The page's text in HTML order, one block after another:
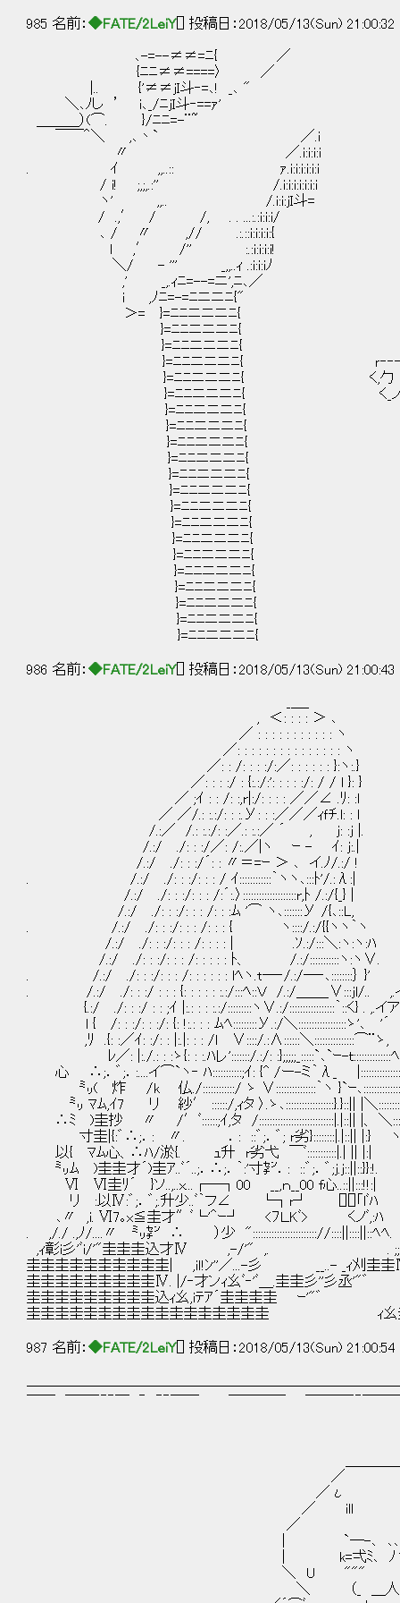
985 名前： ◆FATE/2LeiY[] 投稿日：2018/05/13(Sun) 21:00:32
､-=--≠≠=ﾆ{ ／
{ﾆﾆ≠≠====〉 ／
|.. {'≠≠jI斗‐=､! _､ "
＼､ﾉし ’ i､_/ﾆjI斗‐==ｧ'
＿＿＿）(⌒. }/ﾆﾆ=-¨~
￣￣＾＼ ,､丶` ／.i f´￣￣
〃 ／.i:i:i:i | あ
. ｲ ,,..:: ｧ.i:i:i:i:i:i _乂 ＿
/ i! ;,;,.:'' /.i:i:i:i:i:i:i
ヽ' ,,.. /.i:i:jI斗=
/ .,′ / /, . . ...:.:i:i:i/
､ / 〃 ,// .:.::i:i:i:i:{
ｌ ,′ /'' :.:i:i:i:i!
＼/ - ''' _,,..ｨ .:i:i:iﾉ
,' _,.ｨﾆ=--=ニ',ﾆ､／
i ,ﾉﾆ=-=ﾆニニﾆ{"
＞= }=ﾆﾆニニニﾆ{
}=ﾆﾆニニニﾆ{
}=ﾆﾆニニニﾆ{
}=ﾆﾆニニニﾆ{ ｒ
}=ﾆﾆニニニﾆ{ く,勹｜
}=ﾆﾆニニニﾆ{ く_ノ.
}=ﾆﾆニニニﾆ{
}=ﾆﾆニニニﾆ{
}=ﾆﾆニニニﾆ{
}=ﾆﾆニニニﾆ{
}=ﾆﾆニニニﾆ{
}=ﾆﾆニニニﾆ{
}=ﾆﾆニニニﾆ{
}=ﾆﾆニニニﾆ{
}=ﾆﾆニニニﾆ{
}=ﾆﾆニニニﾆ{
}=ﾆﾆニニニﾆ{
}=ﾆﾆニニニﾆ{
}=ﾆﾆニニニﾆ{
}=ﾆﾆニニニﾆ{
}=ﾆﾆニニニﾆ{
986 名前： ◆FATE/2LeiY[] 投稿日：2018/05/13(Sun) 21:00:43
, ＜: : : : ＞ ､
／ : : : : : : : : : : : ヽ
／: : : : : : : : : : : : : : : ヽ
／: : /: : : :/:／: : : : : : }:ヽ:.}
／: : : :/ : {:.:/:': : : : :/: / / l }: }
／ ;ｲ : : /: :,r|:/: : : : ／／∠ .ﾘ: :l
／ ／/.: :.:/: : :.У: : :／／／ｨｆﾁ.l: : l
/.:／ /.: :.:/: :／.: :.:／ ´ , j: :j |. f´￣￣
/.:/ ./: : :/／: /:.／|ヽ ｰ - ｲ: j:.| | じゃ
/.:/ ./: : :/´: : 〃＝=ｰ ＞ ､ イ.ﾉ/.:/ ! _乂
. /.:/ ./: : :/: : : / ｲ::::::::::::｀ヽヽ､
/.:/ ./: : :/: : : /:´:.〉
/.:/ ./: : :/: : : /: : :ﾑ '⌒ ヽ､
. /.:/ ./: : :/: : : /: : : { ヽ::::/.:/
/.:/ ./: : :/: : : /: : : : | .ｿ
/.:/ ./: : :/: : : /: : : : : ﾄ、 /
. /.:/ ./: : :/: : : /: : : : : : lﾍヽ
. /.:/ ./: : :/ : : : {: : : : : :.:/:::ﾍ::
{.:/ ./: : :/ : : ;ｲ |:.: : : :.:/:::::::::ヽ∨.:/
l { /: : :/: : :/: {: !:.: : : ﾑﾍ:::::::::У.:/
,ﾘ .{: :／ｲ: :/: : |:.|: : : /l ∨::::/.:∧::::::
ﾚ／: |:./.: : :ゝ{: : :.ﾊレ':::::::/.:/:
心 ∴;．゛;．:....イ⌒`ヽ‐ ﾊ:::::::::::;ｲ: {^
㍉( 炸 /k 仏./::::::::::::/ ゝ ∨:::::::::::::::｀
㍉ ﾏﾑ,ｲ7 リ 紗′ ::::::/,ｨタ 〉.ゝ､
∴ﾐ )圭抄 〃 /′ﾞ::::::;ｲ,タ /
寸圭|{:゛∴;．: 〃. ．: ::゛;．゛; r劣
以{ ﾏﾑ心、∴ﾊ/淤{. ｭ升 r劣弋 ￣ﾞ
㍉ﾑ )圭圭才´)圭ｱ..ﾞ´..;．∴;．｀:'寸㌢．: ::゛;．
Ⅵ Ⅵ圭ﾘ´ }ソ..,..x...┌―┐00 __,ｎ__00 f
リ :以Ⅳ:゛;．゛;.升少..ﾞ｀フ∠ └┐r┘ [][]「l
､〃 ,i. Ⅵ7｡x≦圭才″ﾞ└'＾ｰ┘ <ﾌＬKﾞ> くノﾞ
. ,/./ .,ﾉ/....〃 ㍉㌢ ∴ ）少 ":::::::::::::::::::::::://
,ｨ彰i彡'ﾞi/'"圭圭圭込才Ⅳ ,-/'" ,. . ;;/!".刈圭
圭圭圭圭圭圭圭圭圭圭| ,iｌ!ﾝ''／...-彡 __..- _ｨ刈圭
圭圭圭圭圭圭圭圭圭Ⅳ. |/‐才ンｨ幺ﾞ‐'ﾞ＿.圭圭彡''彡丞
圭圭圭圭圭圭圭圭圭込ｨ幺,iﾃｱ´圭圭圭圭 ｰ'"゛
圭圭圭圭圭圭圭圭圭圭圭圭圭圭圭圭圭 ｨ幺
987 名前： ◆FATE/2LeiY[] 投稿日：2018/05/13(Sun) 21:00:54
── ──‐‐‐─ ‐ ‐‐── ────
／
／ι i
／ ill u
／ ___
| `―-､ ､､ '´..
| k=弌ﾐ､ ﾉヽ..::ﾞ
＼ U """ ﾞﾞ""
＼ （_ ＿人＿ _